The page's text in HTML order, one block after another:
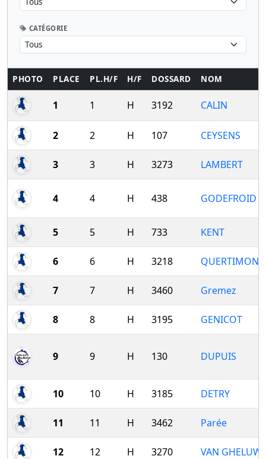
CATÉGORIE
PHOTO PLACE PL.H/F H/F DOSSARD NOM
1 1 H 3192 CALIN
2 2 H 107 CEYSENS
3 3 H 3273 LAMBERT
4 4 H 438 GODEFROID
5 5 H 733 KENT
6 6 H 3218 QUERTIMONT
7 7 H 3460 Gremez
8 8 H 3195 GENICOT
9 9 H 130 DUPUIS
10 10 H 3185 DETRY
11 11 H 3462 Parée
12 12 H 3270 VAN